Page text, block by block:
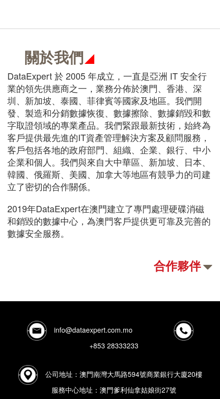
關於我們
DataExpert 於 2005 年成立，一直是亞洲 IT 安全行
業的領先供應商之一，業務分佈於澳門、香港、深
圳、新加坡、泰國、菲律賓等國家及地區。我們開
發、製造和分銷數據恢復、數據擦除、數據銷毀和數
字取證領域的專業產品。我們緊跟最新技術，始終為
客戶提供最先進的IT資產管理解決方案及顧問服務，
客戶包括各地的政府部門、組織、企業、銀行、中小
企業和個人。我們與來自大中華區、新加坡、日本、
韓國、俄羅斯、美國、加拿大等地區有競爭力的司建
立了密切的合作關係。
2019年DataExpert在澳門建立了專門處理硬碟消磁
和銷毀的數據中心，為澳門客戶提供更可靠及完善的
數據安全服務。
合作夥伴
info@dataexpert.com.mo
+853 28333233
公司地址：澳門南灣大馬路594號商業銀行大廈20樓
服務中心地址：澳門爹利仙拿姑娘街27號